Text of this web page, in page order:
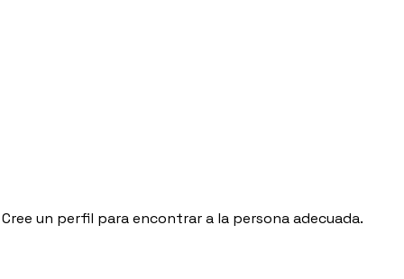
un perfil para encontrar a la persona adecuada.